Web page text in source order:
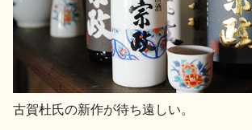
古賀杜氏の新作が待ち遠しい。